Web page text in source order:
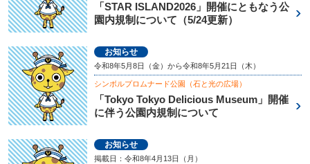
「STAR ISLAND2026」開催にともなう公
園内規制について（5/24更新）
お知らせ
令和8年5月8日（金）から令和8年5月21日（木）
シンボルプロムナード公園（石と光の広場）
「Tokyo Tokyo Delicious Museum」開催
に伴う公園内規制について
お知らせ
掲載日：令和8年4月13日（月）